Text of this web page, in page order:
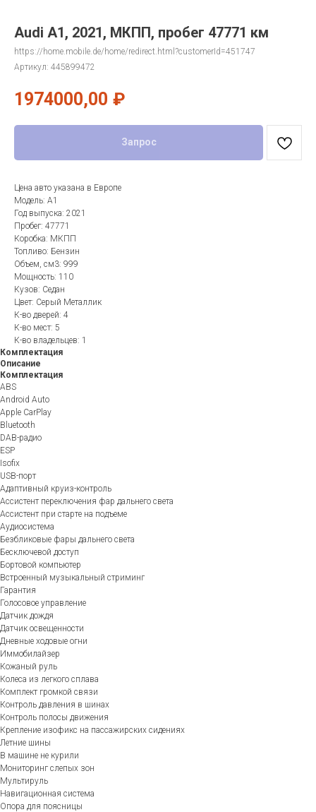
Audi A1, 2021, МКПП, пробег 47771 км
https://home.mobile.de/home/redirect.html?customerId=451747
Артикул: 445899472
1974000,00 ₽
Запрос
Цена авто указана в Европе
Модель: A1
Год выпуска: 2021
Пробег: 47771
Коробка: МКПП
Топливо: Бензин
Объем, см3: 999
Мощность: 110
Кузов: Седан
Цвет: Серый Металлик
К-во дверей: 4
К-во мест: 5
К-во владельцев: 1
Комплектация
Описание
Комплектация
ABS
Android Auto
Apple CarPlay
Bluetooth
DAB-радио
ESP
Isofix
USB-порт
Адаптивный круиз-контроль
Ассистент переключения фар дальнего света
Ассистент при старте на подъеме
Аудиосистема
Безбликовые фары дальнего света
Бесключевой доступ
Бортовой компьютер
Встроенный музыкальный стриминг
Гарантия
Голосовое управление
Датчик дождя
Датчик освещенности
Дневные ходовые огни
Иммобилайзер
Кожаный руль
Колеса из легкого сплава
Комплект громкой связи
Контроль давления в шинах
Контроль полосы движения
Крепление изофикс на пассажирских сидениях
Летние шины
В машине не курили
Мониторинг слепых зон
Мультируль
Навигационная система
Опора для поясницы